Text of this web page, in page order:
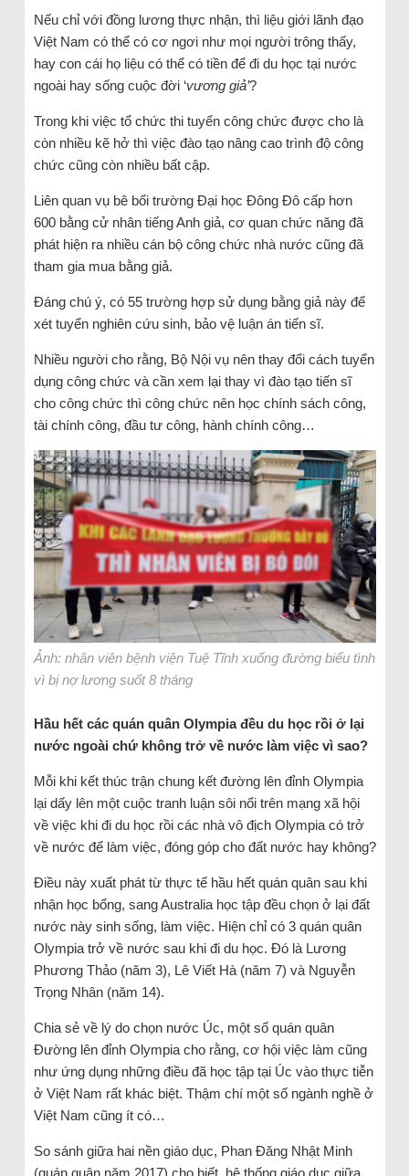
Nếu chỉ với đồng lương thực nhận, thì liệu giới lãnh đạo
Việt Nam có thể có cơ ngơi như mọi người trông thấy,
hay con cái họ liệu có thể có tiền để đi du học tại nước
ngoài hay sống cuộc đời ‘vương giả’?
Trong khi việc tổ chức thi tuyển công chức được cho là
còn nhiều kẽ hở thì việc đào tạo nâng cao trình độ công
chức cũng còn nhiều bất cập.
Liên quan vụ bê bối trường Đại học Đông Đô cấp hơn
600 bằng cử nhân tiếng Anh giả, cơ quan chức năng đã
phát hiện ra nhiều cán bộ công chức nhà nước cũng đã
tham gia mua bằng giả.
Đáng chú ý, có 55 trường hợp sử dụng bằng giả này để
xét tuyển nghiên cứu sinh, bảo vệ luận án tiến sĩ.
Nhiều người cho rằng, Bộ Nội vụ nên thay đổi cách tuyển
dụng công chức và cần xem lại thay vì đào tạo tiến sĩ
cho công chức thì công chức nên học chính sách công,
tài chính công, đầu tư công, hành chính công…
Ảnh: nhân viên bệnh viện Tuệ Tĩnh xuống đường biểu tình
vì bị nợ lương suốt 8 tháng
Hầu hết các quán quân Olympia đều du học rồi ở lại
nước ngoài chứ không trở về nước làm việc vì sao?
Mỗi khi kết thúc trận chung kết đường lên đỉnh Olympia
lại dấy lên một cuộc tranh luận sôi nổi trên mạng xã hội
về việc khi đi du học rồi các nhà vô địch Olympia có trở
về nước để làm việc, đóng góp cho đất nước hay không?
Điều này xuất phát từ thực tế hầu hết quán quân sau khi
nhận học bổng, sang Australia học tập đều chọn ở lại đất
nước này sinh sống, làm việc. Hiện chỉ có 3 quán quân
Olympia trở về nước sau khi đi du học. Đó là Lương
Phương Thảo (năm 3), Lê Viết Hà (năm 7) và Nguyễn
Trọng Nhân (năm 14).
Chia sẻ về lý do chọn nước Úc, một số quán quân
Đường lên đỉnh Olympia cho rằng, cơ hội việc làm cũng
như ứng dụng những điều đã học tập tại Úc vào thực tiễn
ở Việt Nam rất khác biệt. Thậm chí một số ngành nghề ở
Việt Nam cũng ít có…
So sánh giữa hai nền giáo dục, Phan Đăng Nhật Minh
(quán quân năm 2017) cho biết, hệ thống giáo dục giữa